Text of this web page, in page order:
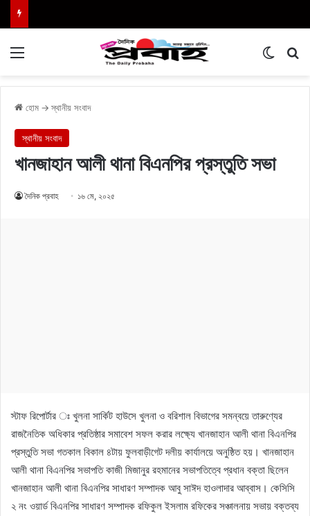
হোম → স্থানীয় সংবাদ
স্থানীয় সংবাদ
খানজাহান আলী থানা বিএনপির প্রস্তুতি সভা
দৈনিক প্রবাহ ১৬ মে, ২০২৫
স্টাফ রিপোর্টার ঃ খুলনা সার্কিট হাউসে খুলনা ও বরিশাল বিভাগের সমন্বয়ে তারুণ্যের
রাজনৈতিক অধিকার প্রতিষ্ঠার সমাবেশ সফল করার লক্ষ্যে খানজাহান আলী থানা বিএনপির
প্রস্তুতি সভা গতকাল বিকাল ৪টায় ফুলবাড়ীগেট দলীয় কার্যালয়ে অনুষ্ঠিত হয়। খানজাহান
আলী থানা বিএনপির সভাপতি কাজী মিজানুর রহমানের সভাপতিত্বে প্রধান বক্তা ছিলেন
খানজাহান আলী থানা বিএনপির সাধারণ সম্পাদক আবু সাঈদ হাওলাদার আব্বাস। কেসিসি
২ নং ওয়ার্ড বিএনপির সাধারণ সম্পাদক রফিকুল ইসলাম রফিকের সঞ্চালনায় সভায় বক্তব্য